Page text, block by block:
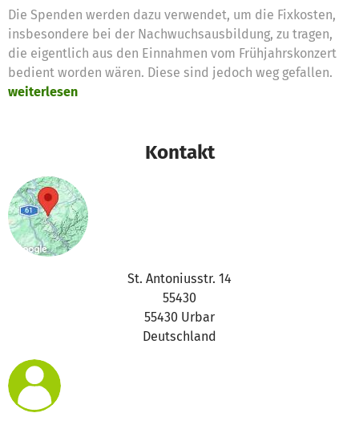
Die Spenden werden dazu verwendet, um die Fixkosten,
insbesondere bei der Nachwuchsausbildung, zu tragen,
die eigentlich aus den Einnahmen vom Frühjahrskonzert
bedient worden wären. Diese sind jedoch weg gefallen.
weiterlesen
Kontakt
St. Antoniusstr. 14
55430
55430 Urbar
Deutschland